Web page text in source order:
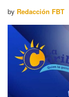
by Redacción FBT